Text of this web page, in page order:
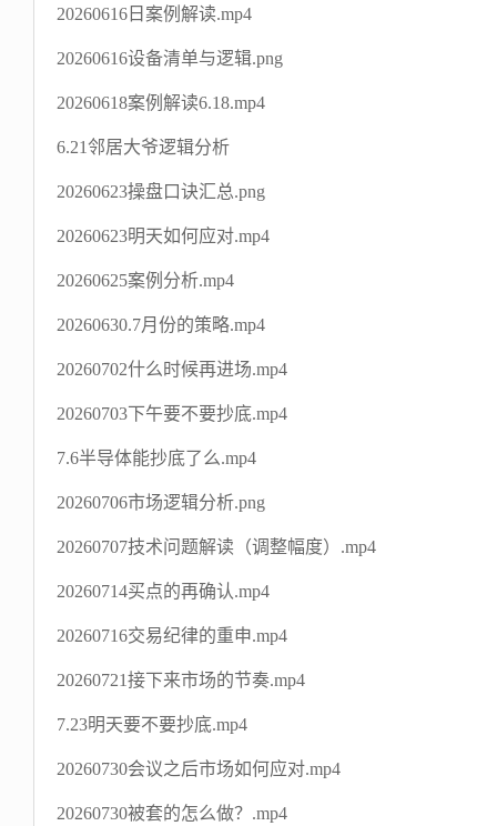
20260616日案例解读.mp4
20260616设备清单与逻辑.png
20260618案例解读6.18.mp4
6.21邻居大爷逻辑分析
20260623操盘口诀汇总.png
20260623明天如何应对.mp4
20260625案例分析.mp4
20260630.7月份的策略.mp4
20260702什么时候再进场.mp4
20260703下午要不要抄底.mp4
7.6半导体能抄底了么.mp4
20260706市场逻辑分析.png
20260707技术问题解读（调整幅度）.mp4
20260714买点的再确认.mp4
20260716交易纪律的重申.mp4
20260721接下来市场的节奏.mp4
7.23明天要不要抄底.mp4
20260730会议之后市场如何应对.mp4
20260730被套的怎么做？.mp4